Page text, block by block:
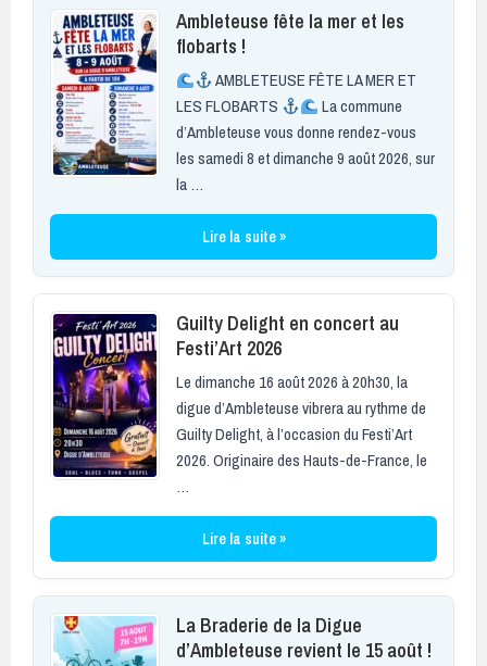
Ambleteuse fête la mer et les
flobarts !
AMBLETEUSE FÊTE LA MER ET
LES FLOBARTS
La commune
d’Ambleteuse vous donne rendez-vous
les samedi 8 et dimanche 9 août 2026, sur
la …
Lire la suite »
Guilty Delight en concert au
Festi’Art 2026
Le dimanche 16 août 2026 à 20h30, la
digue d’Ambleteuse vibrera au rythme de
Guilty Delight, à l’occasion du Festi’Art
2026. Originaire des Hauts-de-France, le
…
Lire la suite »
La Braderie de la Digue
d’Ambleteuse revient le 15 août !